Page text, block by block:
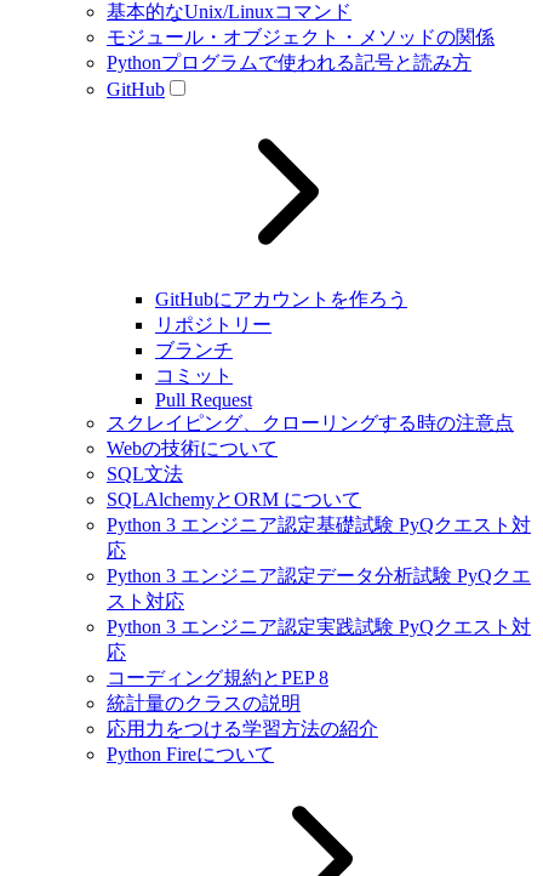
基本的なUnix/Linuxコマンド
モジュール・オブジェクト・メソッドの関係
Pythonプログラムで使われる記号と読み方
GitHub
GitHubにアカウントを作ろう
リポジトリー
ブランチ
コミット
Pull Request
スクレイピング、クローリングする時の注意点
Webの技術について
SQL文法
SQLAlchemyとORM について
Python 3 エンジニア認定基礎試験 PyQクエスト対
応
Python 3 エンジニア認定データ分析試験 PyQクエ
スト対応
Python 3 エンジニア認定実践試験 PyQクエスト対
応
コーディング規約とPEP 8
統計量のクラスの説明
応用力をつける学習方法の紹介
Python Fireについて